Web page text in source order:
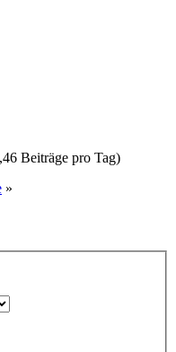
Beiträge pro Tag)
»